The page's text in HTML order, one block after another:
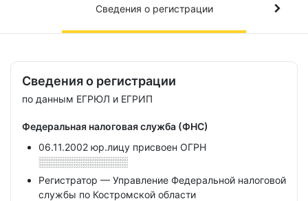
Сведения о регистрации
Сведения о регистрации
по данным ЕГРЮЛ и ЕГРИП
Федеральная налоговая служба (ФНС)
06.11.2002 юр.лицу присвоен ОГРН
░░░░░░░░░░░░░
Регистратор — Управление Федеральной налоговой
службы по Костромской области